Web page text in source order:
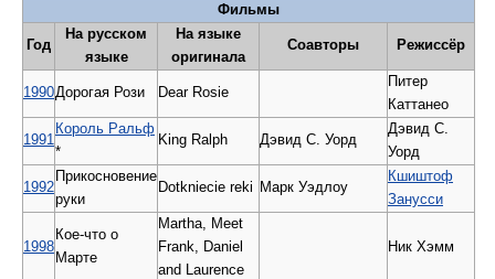
Фильмы
Год
На русском
языке
На языке
оригинала
Соавторы Режиссёр
1990Дорогая Рози Dear Rosie
Питер
Каттанео
1991
Король Ральф
*
King Ralph Дэвид С. Уорд
Дэвид С.
Уорд
1992
Прикосновение
руки
Dotkniecie reki Марк Уэдлоу
Кшиштоф
Занусси
1998
Кое-что о
Марте
Martha, Meet
Frank, Daniel
and Laurence
Ник Хэмм